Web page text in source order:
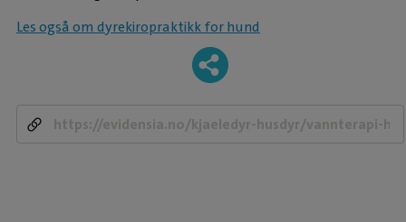
Les også om dyrekiropraktikk for hund
-